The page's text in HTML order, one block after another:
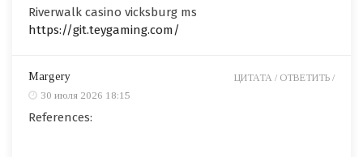
Riverwalk casino vicksburg ms
https://git.teygaming.com/
Margery
30 июля 2026 18:15
References:
ЦИТАТА / ОТВЕТИТЬ /